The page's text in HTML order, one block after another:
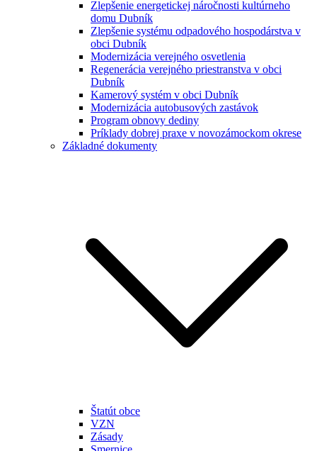
Zlepšenie energetickej náročnosti kultúrneho
domu Dubník
Zlepšenie systému odpadového hospodárstva v
obci Dubník
Modernizácia verejného osvetlenia
Regenerácia verejného priestranstva v obci
Dubník
Kamerový systém v obci Dubník
Modernizácia autobusových zastávok
Program obnovy dediny
Príklady dobrej praxe v novozámockom okrese
Základné dokumenty
Štatút obce
VZN
Zásady